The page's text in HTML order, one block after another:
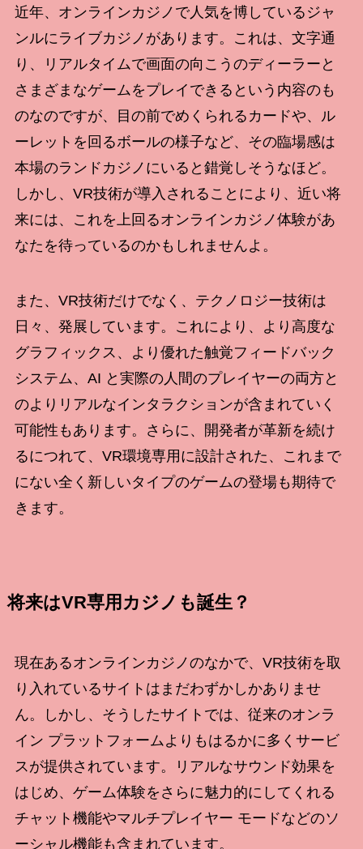
近年、オンラインカジノで人気を博しているジャ
ンルにライブカジノがあります。これは、文字通
り、リアルタイムで画面の向こうのディーラーと
さまざまなゲームをプレイできるという内容のも
のなのですが、目の前でめくられるカードや、ル
ーレットを回るボールの様子など、その臨場感は
本場のランドカジノにいると錯覚しそうなほど。
しかし、VR技術が導入されることにより、近い将
来には、これを上回るオンラインカジノ体験があ
なたを待っているのかもしれませんよ。
また、VR技術だけでなく、テクノロジー技術は
日々、発展しています。これにより、より高度な
グラフィックス、より優れた触覚フィードバック
システム、AI と実際の人間のプレイヤーの両方と
のよりリアルなインタラクションが含まれていく
可能性もあります。さらに、開発者が革新を続け
るにつれて、VR環境専用に設計された、これまで
にない全く新しいタイプのゲームの登場も期待で
きます。
将来はVR専用カジノも誕生？
現在あるオンラインカジノのなかで、VR技術を取
り入れているサイトはまだわずかしかありませ
ん。しかし、そうしたサイトでは、従来のオンラ
イン プラットフォームよりもはるかに多くサービ
スが提供されています。リアルなサウンド効果を
はじめ、ゲーム体験をさらに魅力的にしてくれる
チャット機能やマルチプレイヤー モードなどのソ
ーシャル機能も含まれています。